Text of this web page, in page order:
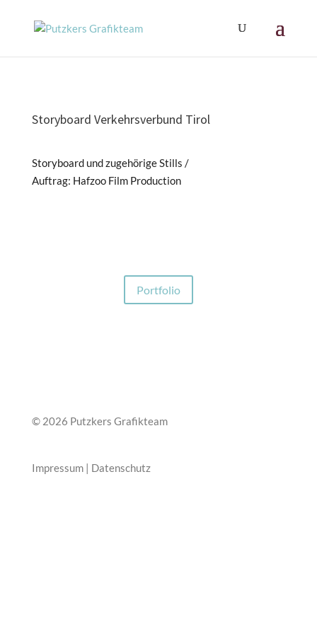
Storyboard Verkehrsverbund Tirol
Storyboard und zugehörige Stills /
Auftrag: Hafzoo Film Production
Portfolio
© 2026 Putzkers Grafikteam
Impressum| Datenschutz